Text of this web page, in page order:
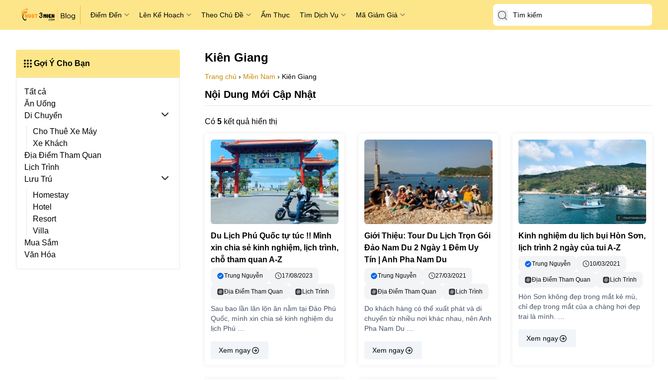
Điểm Đến Lên Kế Hoạch Theo Chủ Đề Ẩm Thực Tìm Dịch Vụ Mã Giảm Giá
Gợi Ý Cho Bạn
Tất cả
Ăn Uống
Di Chuyển
Cho Thuê Xe Máy
Xe Khách
Địa Điểm Tham Quan
Lịch Trình
Lưu Trú
Homestay
Hotel
Resort
Villa
Mua Sắm
Văn Hóa
Kiên Giang
Trang chủ › Miền Nam › Kiên Giang
Nội Dung Mới Cập Nhật
Có 5 kết quả hiển thị
Du Lịch Phú Quốc tự túc !! Mình
xin chia sẻ kinh nghiệm, lịch trình,
chỗ tham quan A-Z
Trung Nguyễn 17/08/2023
Địa Điểm Tham Quan Lịch Trình
Sau bao lần lăn lộn ăn nằm tại Đảo Phú
Quốc, mình xin chia sẻ kinh nghiệm du
lịch Phú …
Xem ngay
Giới Thiệu: Tour Du Lịch Trọn Gói
Đảo Nam Du 2 Ngày 1 Đêm Uy
Tín | Anh Pha Nam Du
Trung Nguyễn 27/03/2021
Địa Điểm Tham Quan Lịch Trình
Do khách hàng có thể xuất phát và di
chuyển từ nhiều nơi khác nhau, nên Anh
Pha Nam Du …
Xem ngay
Kinh nghiệm du lịch bụi Hòn Sơn,
lịch trình 2 ngày của tui A-Z
Trung Nguyễn 10/03/2021
Địa Điểm Tham Quan Lịch Trình
Hòn Sơn không đẹp trong mắt kẻ mù,
chỉ đẹp trong mắt của a chàng hơi đẹp
trai là mình. …
Xem ngay